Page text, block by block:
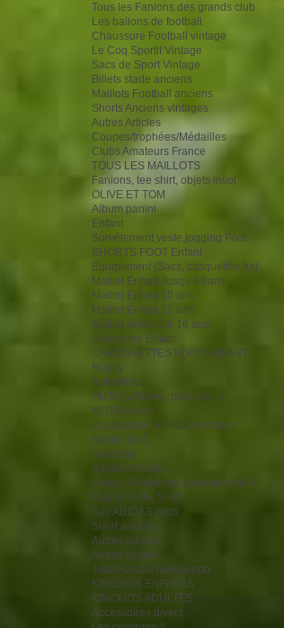
Tous les Fanions des grands club
Les ballons de football
Chaussure Football vintage
Le Coq Sportif Vintage
Sacs de Sport Vintage
Billets stade anciens
Maillots Football anciens
Shorts Anciens vintages
Autres Articles
Coupes/trophées/Médailles
Clubs Amateurs France
TOUS LES MAILLOTS
Fanions, tee shirt, objets insol
OLIVE ET TOM
Album panini
Enfant
Survêtement,veste,jogging Foot
SHORTS FOOT Enfant
Equipement (Sacs, casquettes,bal
Maillot Enfant Jusqu'à 8ans
Maillot Enfant 10 ans
Maillot Enfant 12 ans
Maillot enfant 14-16 ans
Crampons Enfant
CHAUSSETTES FOOT ENFANT
Rugby
Auto/Moto
AUTO (affiches, plaques...)
MOTO divers
Accessoires AUTO Collection
Basket ball
Handball
Adidas Vintage
Vestes, Pantalons survêtements A
Maillot, Polo, Shirt
Sac ADIDAS retro
Short ancien
Autres articles
Autres Sports
Judo/Karaté/Taekwondo
KIMONOS ENFANTS
KIMONOS ADULTES
Accessoires divers...